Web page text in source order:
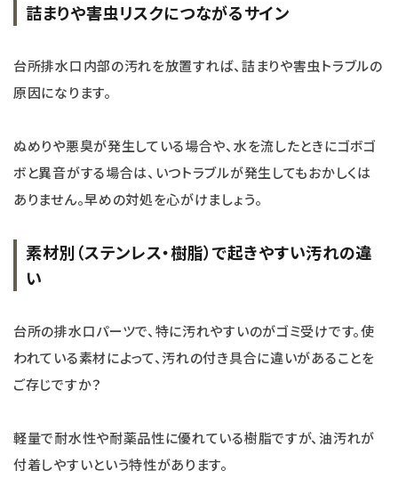
詰まりや害虫リスクにつながるサイン
台所排水口内部の汚れを放置すれば、詰まりや害虫トラブルの
原因になります。
ぬめりや悪臭が発生している場合や、水を流したときにゴボゴ
ボと異音がする場合は、いつトラブルが発生してもおかしくは
ありません。早めの対処を心がけましょう。
素材別（ステンレス・樹脂）で起きやすい汚れの違
い
台所の排水口パーツで、特に汚れやすいのがゴミ受けです。使
われている素材によって、汚れの付き具合に違いがあることを
ご存じですか？
軽量で耐水性や耐薬品性に優れている樹脂ですが、油汚れが
付着しやすいという特性があります。